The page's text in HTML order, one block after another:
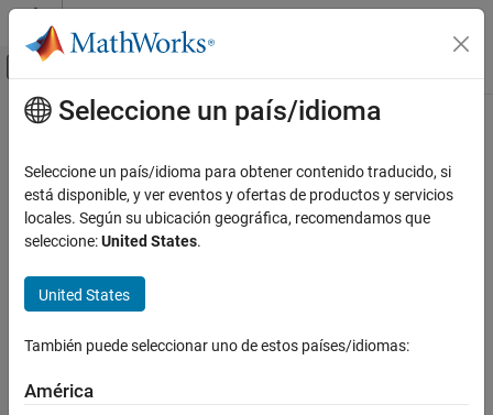
Saltar al contenido
Mostrar/ocultar menú de navegación
Inicio de Documentación
Contenido principal
How useful was this information?
Seleccione un país/idioma
Seleccione un país/idioma para obtener contenido traducido, si
está disponible, y ver eventos y ofertas de productos y servicios
locales. Según su ubicación geográfica, recomendamos que
seleccione:United States.
United States
También puede seleccionar uno de estos países/idiomas:
América